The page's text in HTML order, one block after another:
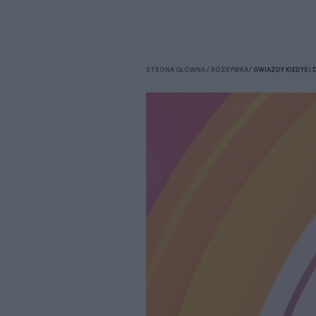
STRONA GŁÓWNA ROZRYWKA GWIAZDY KIEDYŚ I